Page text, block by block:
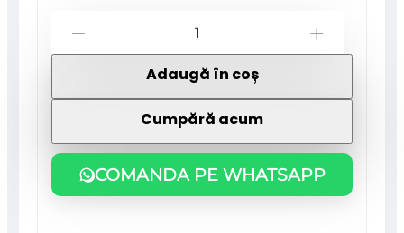
COMANDA PE WHATSAPP
Bluza
termica,
model
Warm,
Adaugă în coș
Cumpără acum